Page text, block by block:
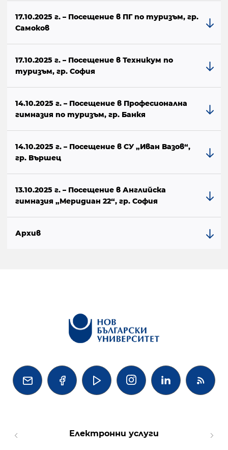
17.10.2025 г. – Посещение в ПГ по туризъм, гр.
Самоков
17.10.2025 г. – Посещение в Техникум по
туризъм, гр. София
14.10.2025 г. – Посещение в Професионална
гимназия по туризъм, гр. Банкя
14.10.2025 г. – Посещение в СУ „Иван Вазов“,
гр. Вършец
13.10.2025 г. – Посещение в Английска
гимназия „Меридиан 22“, гр. София
Архив
   
Електронни услуги